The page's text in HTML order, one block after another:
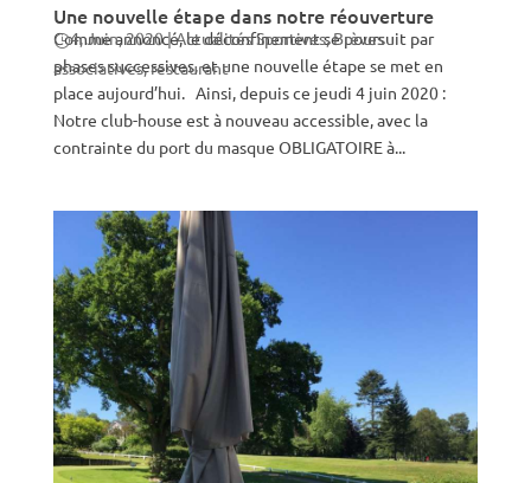
Une nouvelle étape dans notre réouverture
4, Juin, 2020|Actualités Sportives,Brèves
associatives,restaurant
Comme annoncé, le déconfinement se poursuit par
phases successives, et une nouvelle étape se met en
place aujourd’hui. Ainsi, depuis ce jeudi 4 juin 2020 :
Notre club-house est à nouveau accessible, avec la
contrainte du port du masque OBLIGATOIRE à...